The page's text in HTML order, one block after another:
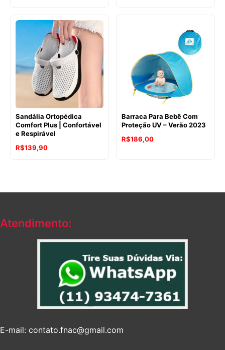
Sandália Ortopédica
Comfort Plus | Confortável
e Respirável
R$139,90
Barraca Para Bebê Com
Proteção UV – Verão 2023
R$186,00
Atendimento:
E-mail: contato.fnac@gmail.com